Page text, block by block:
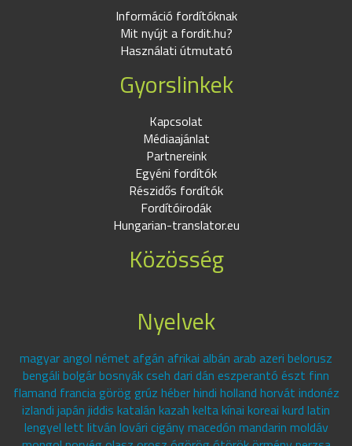
Információ fordítóknak
Mit nyújt a fordit.hu?
Használati útmutató
Gyorslinkek
Kapcsolat
Médiaajánlat
Partnereink
Egyéni fordítók
Részidős fordítók
Fordítóirodák
Hungarian-translator.eu
Közösség
Nyelvek
magyar angol német afgán afrikai albán arab azeri belorusz
bengáli bolgár bosnyák cseh dari dán eszperantó észt finn
flamand francia görög grúz héber hindi holland horvát indonéz
izlandi japán jiddis katalán kazah kelta kínai koreai kurd latin
lengyel lett litván lovári cigány macedón mandarin moldáv